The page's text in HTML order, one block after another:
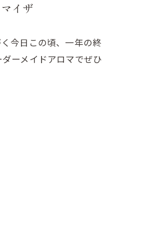
イザ
今日この頃、一年の終
ーメイドアロマでぜひ